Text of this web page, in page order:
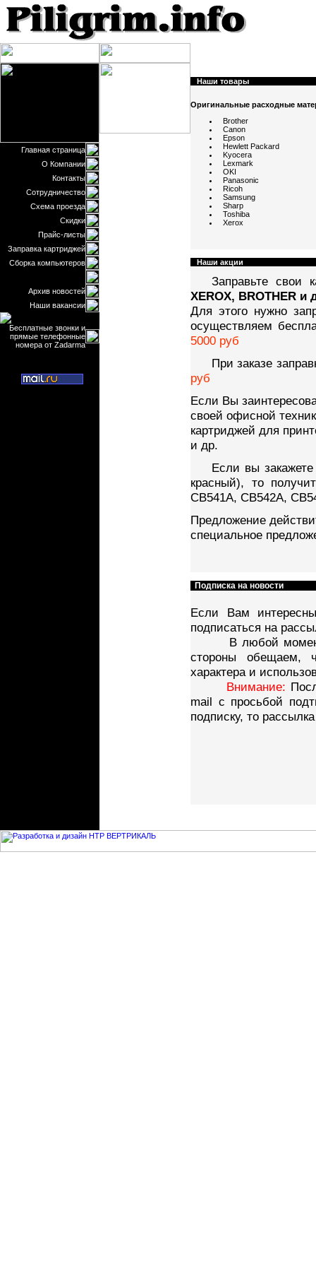
Главная страница
О Компании
Контакты
Сотрудничество
Схема проезда
Скидки
Прайс-листы
Заправка картриджей
Сборка компьютеров
Архив новостей
Наши вакансии
Бесплатные звонки и
прямые телефонные
номера от Zadarma
Наши товары
Оригинальные расходные
Brother
Canon
Epson
Hewlett Packard
Kyocera
Lexmark
OKI
Panasonic
Ricoh
Samsung
Sharp
Toshiba
Xerox
Наши акции
Заправьте свои
XEROX, BROTHER и
Для этого нужно
осуществляем
5000 руб
При заказе
руб
Если Вы
своей офисной
картриджей для
и др.
Если вы
красный), то
CB541A, CB542A,
Предложение
специальное
Подписка на новости
Если Вам
подписаться на
В любой момент
стороны обещаем,
характера и
Внимание:
mail с просьбой
подписку, то